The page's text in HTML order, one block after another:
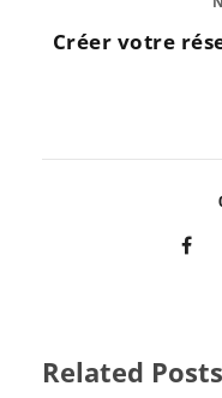
Créer votre
Related Posts